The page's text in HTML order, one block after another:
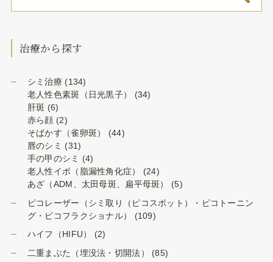
治療から探す
シミ治療 (134)
老人性色素斑（日光黒子）
(34)
肝斑 (6)
赤ら顔 (2)
そばかす（雀卵斑）
(44)
唇のシミ (31)
手の甲のシミ
(4)
老人性イボ（脂漏性角化症）
(24)
あざ（ADM、太田母斑、扁平母斑）
(5)
ピコレーザー（シミ取り（ピコスポット）・ピコトーニン
グ・ピコフラクショナル）
(109)
ハイフ（HIFU）
(2)
二重まぶた（埋没法・切開法）
(85)